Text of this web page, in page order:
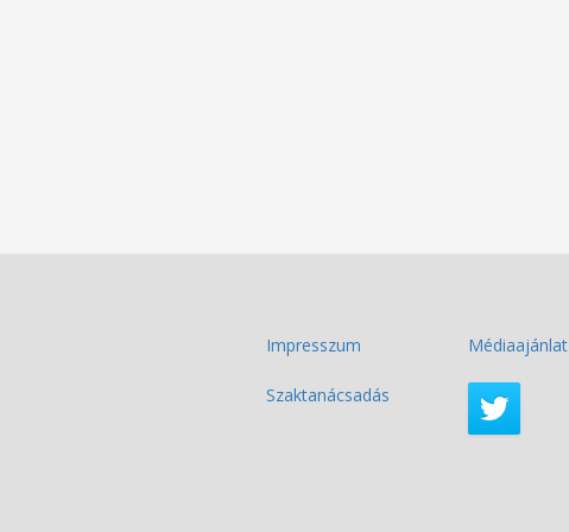
Impresszum Médiaajánlat
Szaktanácsadás